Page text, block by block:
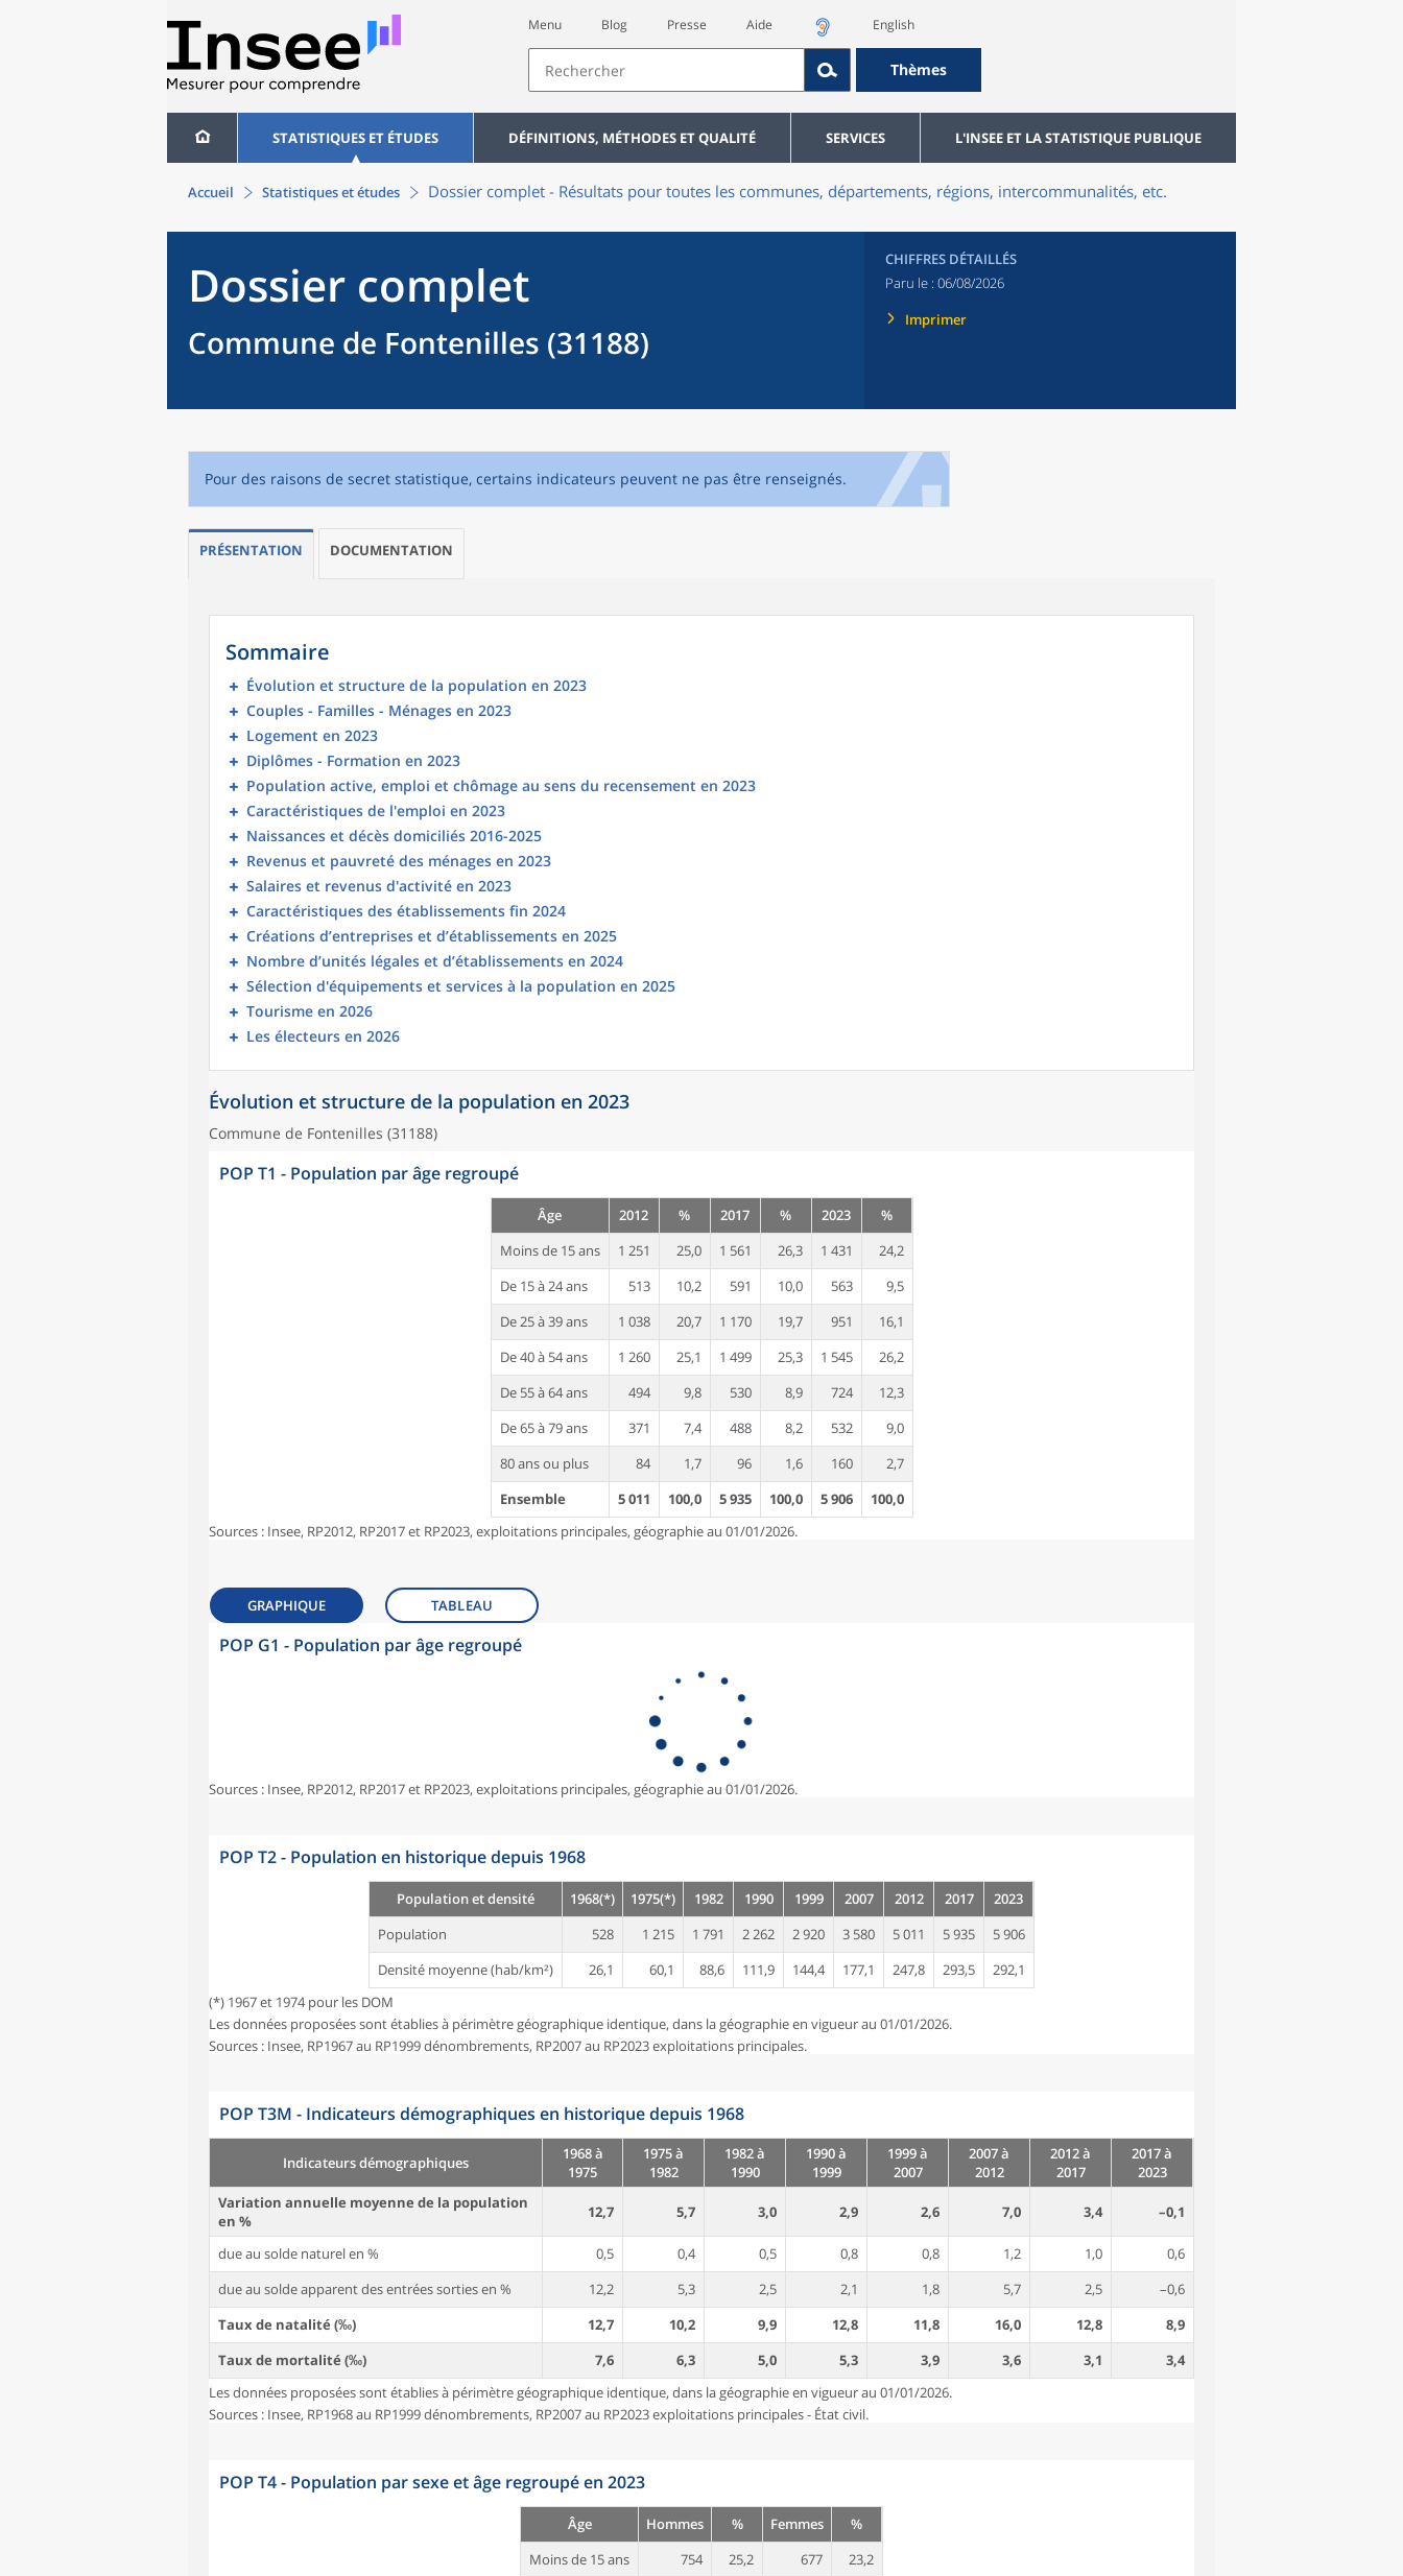
Menu Blog Presse Aide English
Thèmes
STATISTIQUES ET ÉTUDES DÉFINITIONS, MÉTHODES ET QUALITÉ SERVICES L'INSEE ET LA STATISTIQUE PUBLIQUE
Accueil Statistiques et études Dossier complet - Résultats pour toutes les communes, départements, régions, intercommunalités, etc.
Dossier complet
Commune de Fontenilles (31188)
CHIFFRES DÉTAILLÉS
Paru le : 06/08/2026
Imprimer
Pour des raisons de secret statistique, certains indicateurs peuvent ne pas être renseignés.
PRÉSENTATION DOCUMENTATION
Sommaire
Évolution et structure de la population en 2023
Couples - Familles - Ménages en 2023
Logement en 2023
Diplômes - Formation en 2023
Population active, emploi et chômage au sens du recensement en 2023
Caractéristiques de l'emploi en 2023
Naissances et décès domiciliés 2016-2025
Revenus et pauvreté des ménages en 2023
Salaires et revenus d'activité en 2023
Caractéristiques des établissements fin 2024
Créations d’entreprises et d’établissements en 2025
Nombre d’unités légales et d’établissements en 2024
Sélection d'équipements et services à la population en 2025
Tourisme en 2026
Les électeurs en 2026
Évolution et structure de la population en 2023
Commune de Fontenilles (31188)
POP T1 - Population par âge regroupé
Âge 2012 % 2017 % 2023
%
Moins de 15 ans
1 251 25,0 1 561 26,3 1 431
24,2
De 15 à 24 ans
513 10,2 591 10,0 563
9,5
De 25 à 39 ans
1 038 20,7 1 170 19,7 951
16,1
De 40 à 54 ans
1 260 25,1 1 499 25,3 1 545
26,2
De 55 à 64 ans
494 9,8 530 8,9 724
12,3
De 65 à 79 ans
371 7,4 488 8,2 532
9,0
80 ans ou plus
84 1,7 96 1,6 160
2,7
Ensemble
5 011 100,0 5 935 100,0 5 906
100,0
Sources : Insee, RP2012, RP2017 et RP2023, exploitations principales, géographie au 01/01/2026.
GRAPHIQUE TABLEAU
POP G1 - Population par âge regroupé
Sources : Insee, RP2012, RP2017 et RP2023, exploitations principales, géographie au 01/01/2026.
POP T2 - Population en historique depuis 1968
Population et densité 1968(*) 1975(*) 1982 1990 1999 2007 2012 2017
2023
Population
528 1 215 1 791 2 262 2 920 3 580 5 011 5 935
5 906
Densité moyenne (hab/km²)
26,1 60,1 88,6 111,9 144,4 177,1 247,8 293,5
292,1
(*) 1967 et 1974 pour les DOM
Les données proposées sont établies à périmètre géographique identique, dans la géographie en vigueur au 01/01/2026.
Sources : Insee, RP1967 au RP1999 dénombrements, RP2007 au RP2023 exploitations principales.
POP T3M - Indicateurs démographiques en historique depuis 1968
Indicateurs démographiques
1968 à
1975
1975 à
1982
1982 à
1990
1990 à
1999
1999 à
2007
2007 à
2012
2012 à
2017
2017 à
2023
Variation annuelle moyenne de la population
en %
12,7 5,7 3,0 2,9 2,6 7,0 3,4 –0,1
due au solde naturel en % 0,5 0,4 0,5 0,8 0,8 1,2 1,0
0,6
due au solde apparent des entrées sorties en %
12,2 5,3 2,5 2,1 1,8 5,7 2,5
–0,6
Taux de natalité (‰)
12,7 10,2 9,9 12,8 11,8 16,0 12,8
8,9
Taux de mortalité (‰)
7,6 6,3 5,0 5,3 3,9 3,6 3,1
3,4
Les données proposées sont établies à périmètre géographique identique, dans la géographie en vigueur au 01/01/2026.
Sources : Insee, RP1968 au RP1999 dénombrements, RP2007 au RP2023 exploitations principales - État civil.
POP T4 - Population par sexe et âge regroupé en 2023
Âge Hommes % Femmes
%
Moins de 15 ans
754 25,2 677
23,2